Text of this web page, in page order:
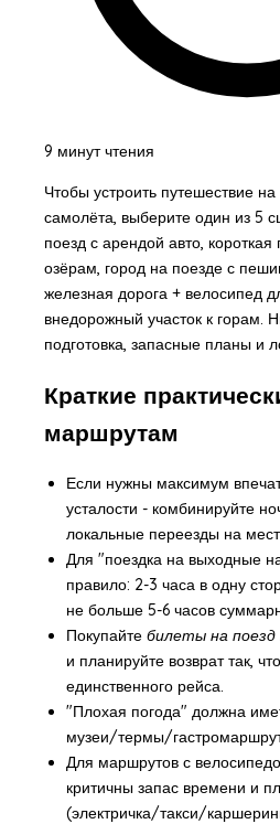
9 минут чтения
Чтобы устроить путешествие
самолёта, выберите один из 5
поезд с арендой авто,
озёрам, город на поезде с
железная дорога + велосипед
внедорожный участок к горам.
подготовка, запасные планы и
Краткие
маршрутам
Если нужны максимум
усталости - комбинируйте
локальные переезды на
Для "поездка на выходные
правило: 2-3 часа в одну
не больше 5-6 часов
Покупайте билеты на поезд
и планируйте возврат так,
единственного рейса.
"Плохая погода" должна
музеи/термы/
Для маршрутов с
критичны запас времени и
(электричка/такси/